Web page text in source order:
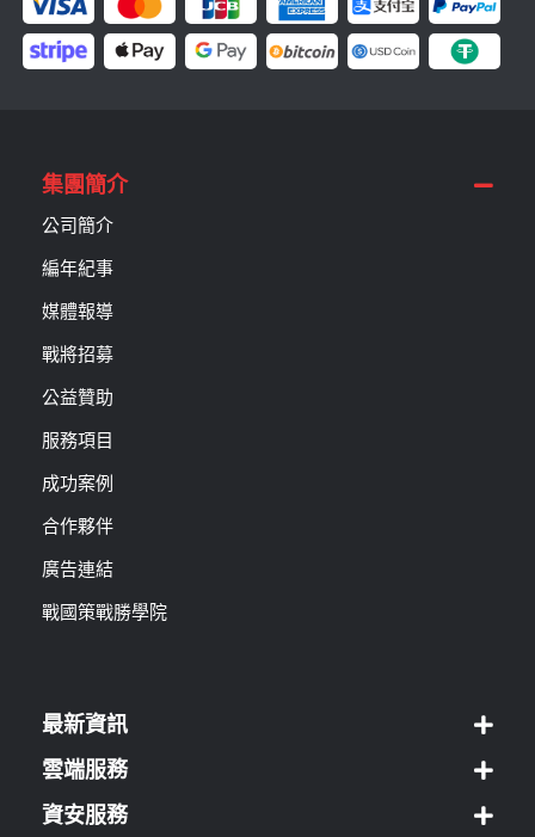
集團簡介
公司簡介
編年紀事
媒體報導
戰將招募
公益贊助
服務項目
成功案例
合作夥伴
廣告連結
戰國策戰勝學院
最新資訊
雲端服務
資安服務